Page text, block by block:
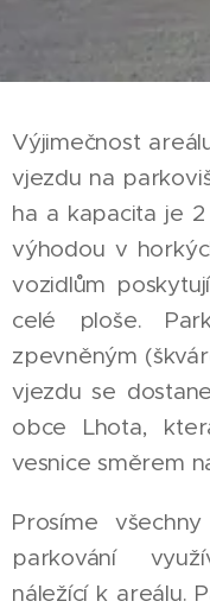
Výjimečnost
vjezdu na
ha a kapacita je
výhodou v
vozidlům
celé ploše.
zpevněným
vjezdu se
obce Lhota,
vesnice směrem
Prosíme
parkování
náležící k areálu.